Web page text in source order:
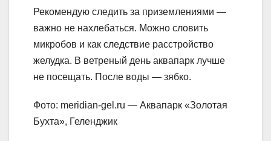
Рекомендую следить за приземлениями —
важно не нахлебаться. Можно словить
микробов и как следствие расстройство
желудка. В ветреный день аквапарк лучше
не посещать. После воды — зябко.
Фото: meridian-gel.ru — Аквапарк «Золотая
Бухта», Геленджик